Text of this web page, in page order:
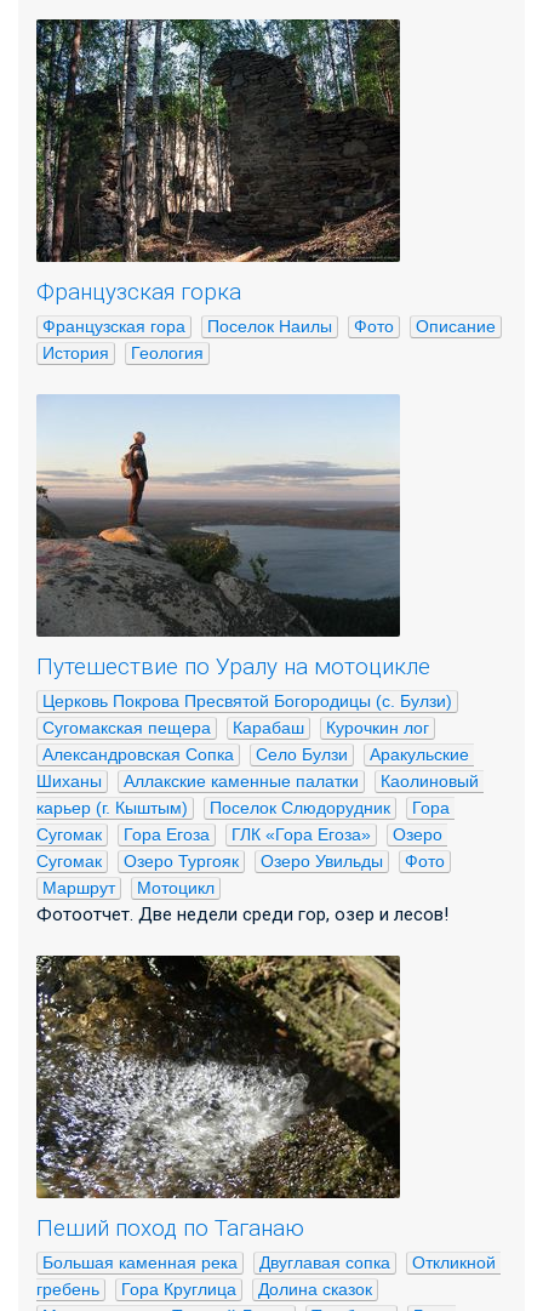
Французская горка
Французская гора Поселок Наилы Фото
Описание
История
Геология
Путешествие по Уралу на мотоцикле
Церковь Покрова Пресвятой Богородицы (с. Булзи)
Сугомакская пещера
Карабаш
Курочкин лог
Александровская Сопка
Село Булзи
Аракульские
Шиханы
Аллакские каменные палатки
Каолиновый
карьер (г. Кыштым)
Поселок Слюдорудник
Гора
Сугомак
Гора Егоза ГЛК «Гора Егоза»
Озеро
Сугомак
Озеро Тургояк Озеро Увильды
Фото
Маршрут
Мотоцикл
Фотоотчет. Две недели среди гор, озер и лесов!
Пеший поход по Таганаю
Большая каменная река Двуглавая сопка
Откликной
гребень
Гора Круглица
Долина сказок